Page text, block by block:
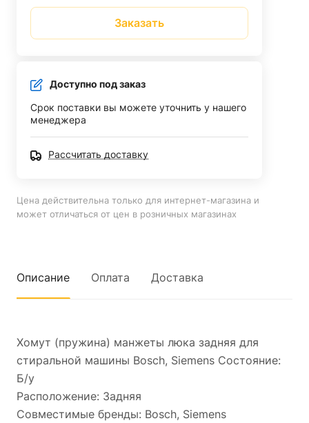
Заказать
Доступно под заказ
Срок поставки вы можете уточнить у нашего
менеджера
Рассчитать доставку
Цена действительна только для интернет-магазина и
может отличаться от цен в розничных магазинах
Описание Оплата Доставка
Хомут (пружина) манжеты люка задняя для
стиральной машины Bosch, Siemens Состояние:
Б/у
Расположение: Задняя
Совместимые бренды: Bosch, Siemens